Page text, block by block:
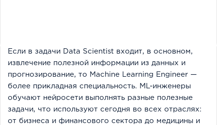
Если в задачи Data Scientist входит, в основном,
извлечение полезной информации из данных и
прогнозирование, то Machine Learning Engineer —
более прикладная специальность. ML-инженеры
обучают нейросети выполнять разные полезные
задачи, что используют сегодня во всех отраслях:
от бизнеса и финансового сектора до медицины и